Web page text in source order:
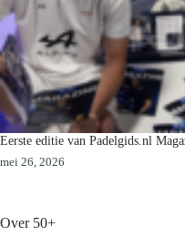
Eerste editie van Padelgids.nl
mei 26, 2026
Over 50+